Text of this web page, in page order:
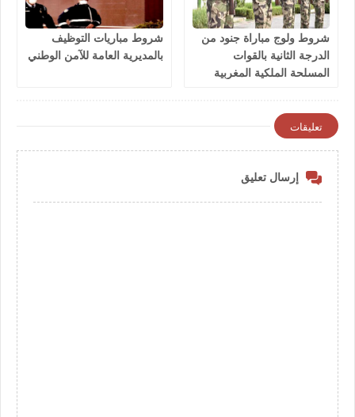
شروط ولوج مباراة جنود من
الدرجة الثانية بالقوات
المسلحة الملكية المغربية
شروط مباريات التوظيف
بالمديرية العامة للآمن الوطني
تعليقات
إرسال تعليق